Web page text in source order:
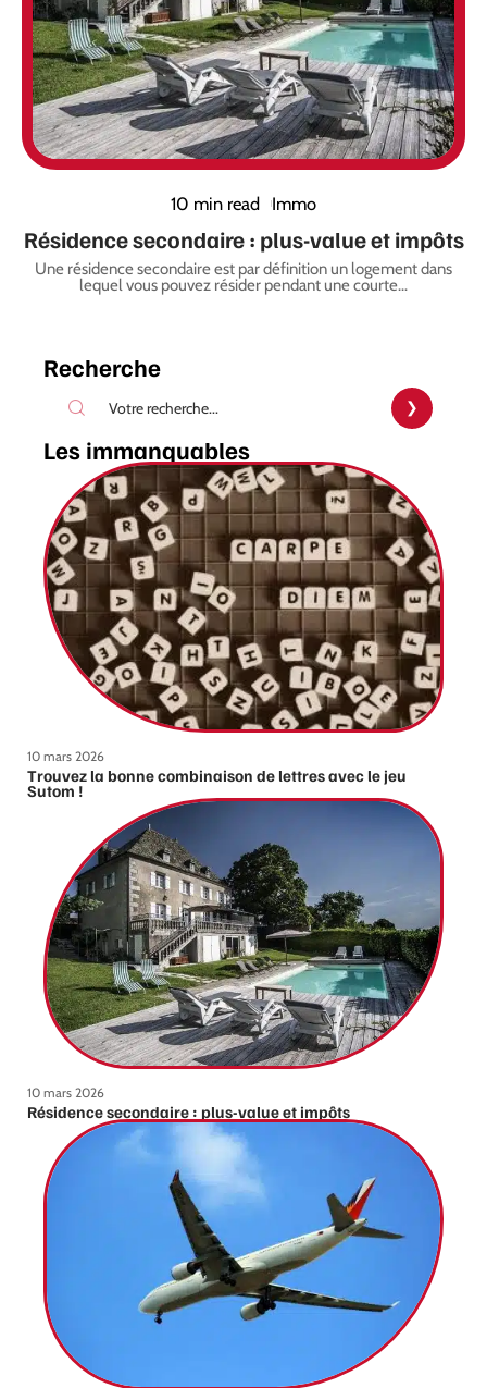
10 min read Immo
Résidence secondaire : plus-value et impôts
Une résidence secondaire est par définition un logement dans
lequel vous pouvez résider pendant une courte…
Recherche
Les immanquables
10 mars 2026
Trouvez la bonne combinaison de lettres avec le jeu
Sutom !
10 mars 2026
Résidence secondaire : plus-value et impôts